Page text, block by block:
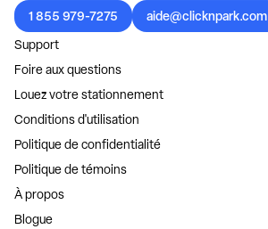
1 855 979-7275
aide@clicknpark.com
Support
Foire aux questions
Louez votre stationnement
Conditions d'utilisation
Politique de confidentialité
Politique de témoins
À propos
Blogue